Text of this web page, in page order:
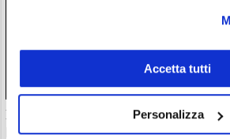
Accetta tutti
Personalizza
Il “nuovo Warren Buffett” crolla insieme
però è ancora leader